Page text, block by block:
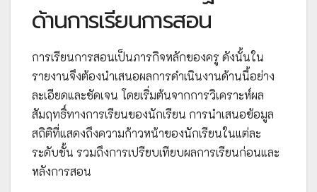
ด้านการเรียนการสอน
การเรียนการสอนเป็นภารกิจหลักของครู ดังนั้นใน
รายงานจึงต้องนำเสนอผลการดำเนินงานด้านนี้อย่าง
ละเอียดและชัดเจน โดยเริ่มต้นจากการวิเคราะห์ผล
สัมฤทธิ์ทางการเรียนของนักเรียน การนำเสนอข้อมูล
สถิติที่แสดงถึงความก้าวหน้าของนักเรียนในแต่ละ
ระดับชั้น รวมถึงการเปรียบเทียบผลการเรียนก่อนและ
หลังการสอน